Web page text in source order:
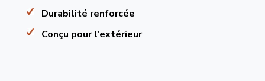
Durabilité renforcée
Conçu pour l'extérieur